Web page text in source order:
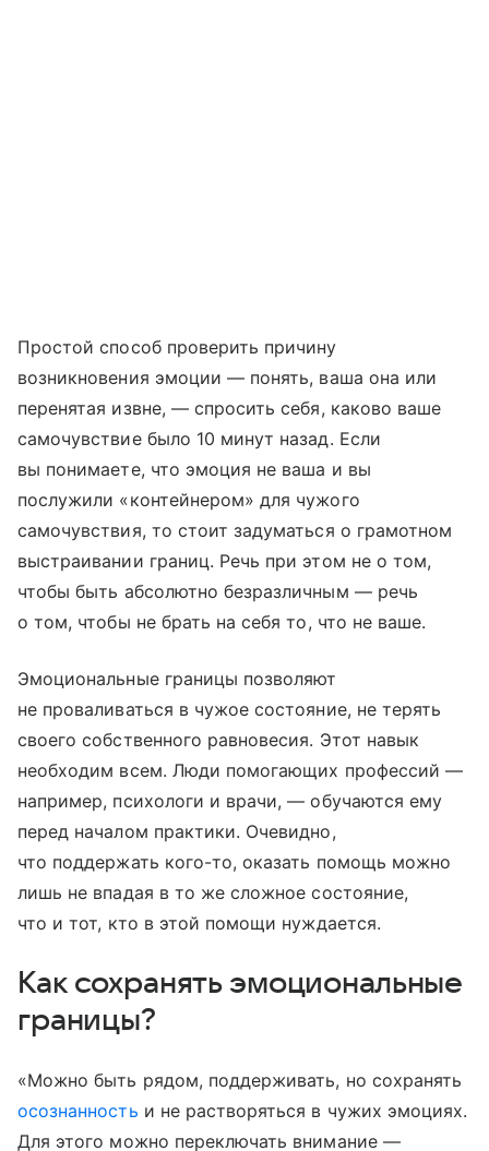
Простой способ проверить причину
возникновения эмоции — понять, ваша она или
перенятая извне, — спросить себя, каково ваше
самочувствие было 10 минут назад. Если
вы понимаете, что эмоция не ваша и вы
послужили «контейнером» для чужого
самочувствия, то стоит задуматься о грамотном
выстраивании границ. Речь при этом не о том,
чтобы быть абсолютно безразличным — речь
о том, чтобы не брать на себя то, что не ваше.
Эмоциональные границы позволяют
не проваливаться в чужое состояние, не терять
своего собственного равновесия. Этот навык
необходим всем. Люди помогающих профессий —
например, психологи и врачи, — обучаются ему
перед началом практики. Очевидно,
что поддержать кого-то, оказать помощь можно
лишь не впадая в то же сложное состояние,
что и тот, кто в этой помощи нуждается.
Как сохранять эмоциональные
границы?
«Можно быть рядом, поддерживать, но сохранять
осознанность и не растворяться в чужих эмоциях.
Для этого можно переключать внимание —